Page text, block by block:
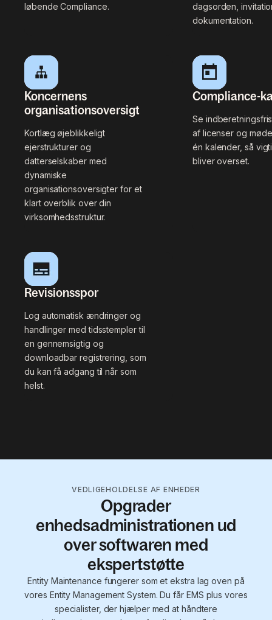
løbende Compliance.
dagsorden,
dokumentation.
Koncernens
organisationsoversigt
Kortlæg øjeblikkeligt
ejerstrukturer og
datterselskaber med
dynamiske
organisationsoversigter for et
klart overblik over din
virksomhedsstruktur.
Compliance-
Se
af licenser og
én kalender, så
bliver overset.
Revisionsspor
Log automatisk ændringer og
handlinger med tidsstempler til
en gennemsigtig og
downloadbar registrering, som
du kan få adgang til når som
helst.
VEDLIGEHOLDELSE AF ENHEDER
Opgrader
enhedsadministrationen ud
over softwaren med
ekspertstøtte
Entity Maintenance fungerer som et ekstra lag oven på
vores Entity Management System. Du får EMS plus vores
specialister, der hjælper med at håndtere